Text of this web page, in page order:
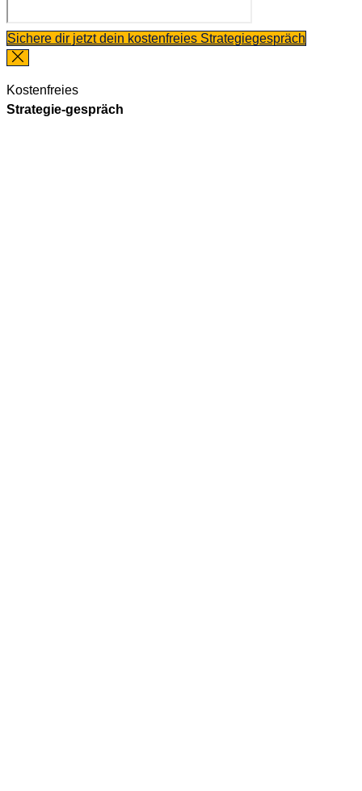
Sichere dir jetzt dein kostenfreies Strategiegespräch
Kostenfreies
Strategie-gespräch